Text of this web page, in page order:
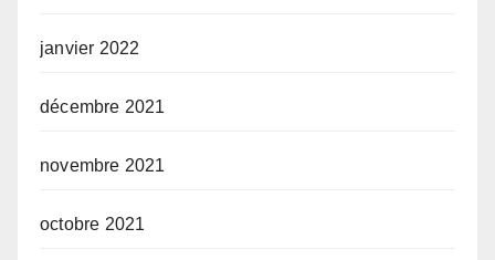
janvier 2022
décembre 2021
novembre 2021
octobre 2021